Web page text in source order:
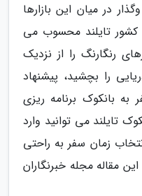
در میان این بازارها
تایلند محسوب می
رنگارنگ را از نزدیک
را بچشید، پیشنهاد
به بانکوک برنامه ریزی
تایلند می توانید وارد
زمان سفر به راحتی
مقاله مجله خبرنگاران